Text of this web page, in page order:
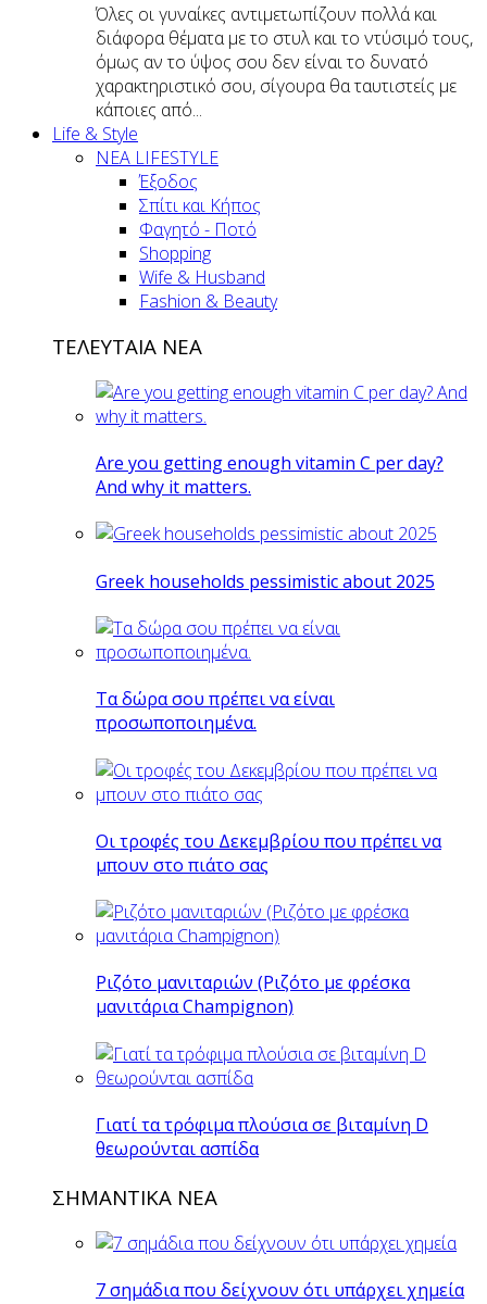
Όλες οι γυναίκες αντιμετωπίζουν πολλά και
διάφορα θέματα με το στυλ και το ντύσιμό τους,
όμως αν το ύψος σου δεν είναι το δυνατό
χαρακτηριστικό σου, σίγουρα θα ταυτιστείς με
κάποιες από...
Life & Style
ΝΕΑ LIFESTYLE
Έξοδος
Σπίτι και Κήπος
Φαγητό - Ποτό
Shopping
Wife & Husband
Fashion & Beauty
ΤΕΛΕΥΤΑΙΑ ΝΕΑ
Are you getting enough vitamin C per day?
And why it matters.
Greek households pessimistic about 2025
Tα δώρα σου πρέπει να είναι
προσωποποιημένα.
Οι τροφές του Δεκεμβρίου που πρέπει να
μπουν στο πιάτο σας
Ριζότο μανιταριών (Ριζότο με φρέσκα
μανιτάρια Champignon)
Γιατί τα τρόφιμα πλούσια σε βιταμίνη D
θεωρούνται ασπίδα
ΣΗΜΑΝΤΙΚΑ ΝΕΑ
7 σημάδια που δείχνουν ότι υπάρχει χημεία